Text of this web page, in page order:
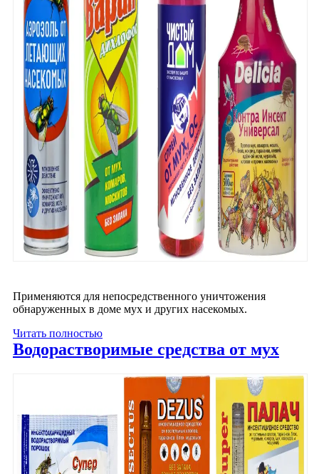
Применяются для непосредственного уничтожения
обнаруженных в доме мух и других насекомых.
Читать полностью
Водорастворимые средства от мух